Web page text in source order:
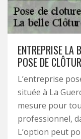
ENTREPRISE LA
POSE DE
L’entreprise
située à La
mesure pour
professionnel,
L’option peut